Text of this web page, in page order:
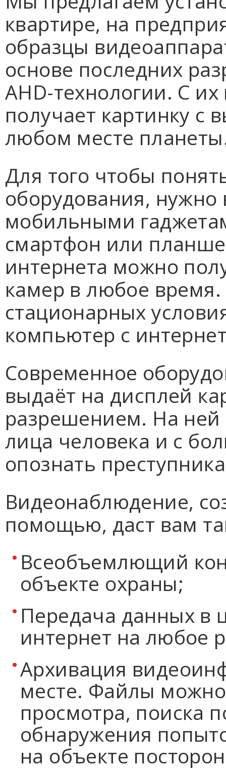
квартире, на
образцы
основе последних
AHD-технологии. С
получает картинку
любом месте
Для того чтобы
оборудования, нужно
мобильными
смартфон или
интернета можно
камер в любое
стационарных
компьютер с
Современное
выдаёт на дисплей
разрешением. На
лица человека и с
опознать
Видеонаблюдение,
помощью, даст вам
Всеобъемлющий
объекте охраны;
Передача данных в
интернет на любое
Архивация
месте. Файлы
просмотра, поиска
обнаружения
на объекте